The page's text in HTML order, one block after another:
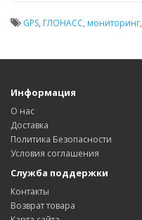
GPS, ГЛОНАСС, мониторинг,
Информация
О нас
Доставка
Политика Безопасности
Условия соглашения
Служба поддержки
Контакты
Возврат товара